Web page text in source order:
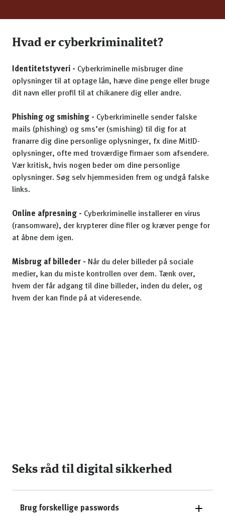
Hvad er cyberkriminalitet?
Identitetstyveri - Cyberkriminelle misbruger dine
oplysninger til at optage lån, hæve dine penge eller bruge
dit navn eller profil til at chikanere dig eller andre.
Phishing og smishing - Cyberkriminelle sender falske
mails (phishing) og sms’er (smishing) til dig for at
franarre dig dine personlige oplysninger, fx dine MitID-
oplysninger, ofte med troværdige firmaer som afsendere.
Vær kritisk, hvis nogen beder om dine personlige
oplysninger. Søg selv hjemmesiden frem og undgå falske
links.
Online afpresning - Cyberkriminelle installerer en virus
(ransomware), der krypterer dine filer og kræver penge for
at åbne dem igen.
Misbrug af billeder - Når du deler billeder på sociale
medier, kan du miste kontrollen over dem. Tænk over,
hvem der får adgang til dine billeder, inden du deler, og
hvem der kan finde på at videresende.
Seks råd til digital sikkerhed
Brug forskellige passwords